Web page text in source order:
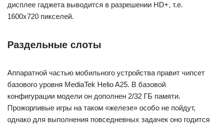
дисплее гаджета выводится в разрешении HD+, т.е.
1600х720 пикселей.
Раздельные слоты
Аппаратной частью мобильного устройства правит чипсет
базового уровня MediaTek Helio A25. В базовой
конфигурации модели он дополнен 2/32 ГБ памяти.
Прожорливые игры на таком «железе» особо не пойдут,
однако для выполнения повседневных задачек оно годится